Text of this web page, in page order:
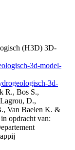
(H3D) 3D-
3d-model-
3d-
R., Bos S.,
D.,
Van Baelen K. &
opdracht van: